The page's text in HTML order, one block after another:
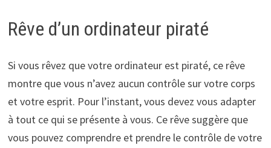
Rêve d’un ordinateur piraté
Si vous rêvez que votre ordinateur est piraté, ce rêve
montre que vous n’avez aucun contrôle sur votre corps
et votre esprit. Pour l’instant, vous devez vous adapter
à tout ce qui se présente à vous. Ce rêve suggère que
vous pouvez comprendre et prendre le contrôle de votre